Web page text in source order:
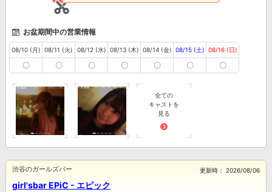
お盆期間中の営業情報
08/10 (月)
〇
08/11 (火)
〇
08/12 (水)
〇
08/13 (木)
〇
08/14 (金)
〇
08/15 (土)
〇
08/16 (日)
〇
全ての
キャストを
見る
girl'sbar EPiC - エピック
渋谷のガールズバー 更新時： 2026/08/06